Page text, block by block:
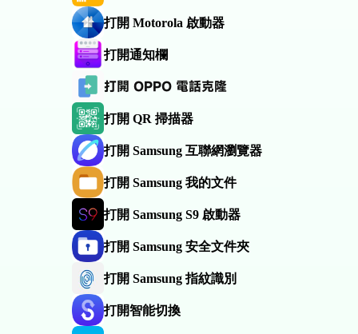
打開 Motorola 啟動器
打開通知欄
打開 OPPO 電話克隆
打開 QR 掃描器
打開 Samsung 互聯網瀏覽器
打開 Samsung 我的文件
打開 Samsung S9 啟動器
打開 Samsung 安全文件夾
打開 Samsung 指紋識別
打開智能切換